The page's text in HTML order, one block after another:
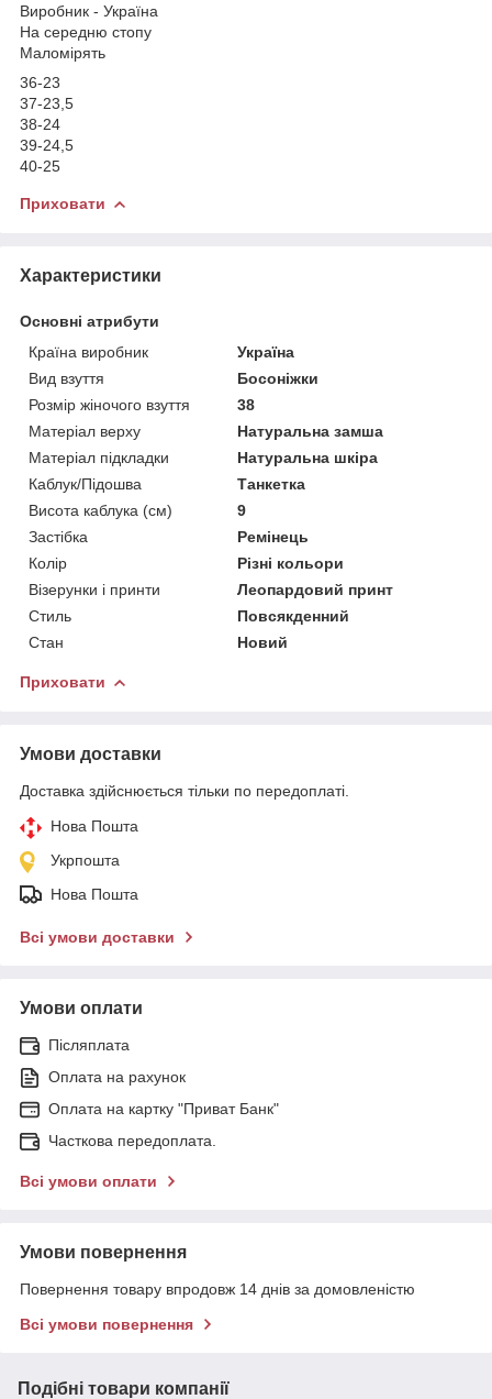
Виробник - Україна
На середню стопу
Маломірять
36-23
37-23,5
38-24
39-24,5
40-25
Приховати
Характеристики
Основні атрибути
Країна виробник
Україна
Вид взуття
Босоніжки
Розмір жіночого взуття
38
Матеріал верху
Натуральна замша
Матеріал підкладки
Натуральна шкіра
Каблук/Підошва
Танкетка
Висота каблука (см)
9
Застібка
Ремінець
Колір
Різні кольори
Візерунки і принти
Леопардовий принт
Стиль
Повсякденний
Стан
Новий
Приховати
Умови доставки
Доставка здійснюється тільки по передоплаті.
Нова Пошта
Укрпошта
Нова Пошта
Всі умови доставки
Умови оплати
Післяплата
Оплата на рахунок
Оплата на картку "Приват Банк"
Часткова передоплата.
Всі умови оплати
Умови повернення
Повернення товару впродовж 14 днів за домовленістю
Всі умови повернення
Подібні товари компанії